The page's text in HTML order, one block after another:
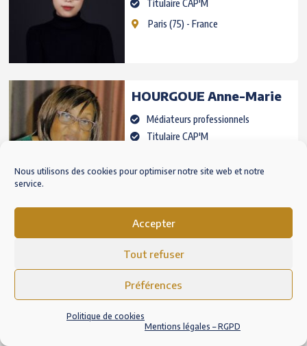
Nous utilisons des cookies pour optimiser notre site web et notre
service.
Accepter
Tout refuser
Préférences
Politique de cookies
Mentions légales – RGPD
Titulaire CAP'M
Paris (75) - France
HOURGOUE Anne-Marie
Médiateurs professionnels
Titulaire CAP'M
HUGUES
Médiateurs professionnels
Titulaire CAP'M
Sainte-Cécile-les-vignes
France